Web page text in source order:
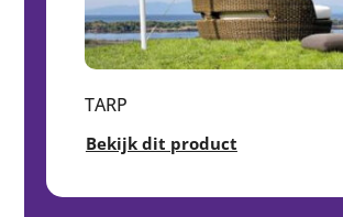
TARP
Bekijk dit product